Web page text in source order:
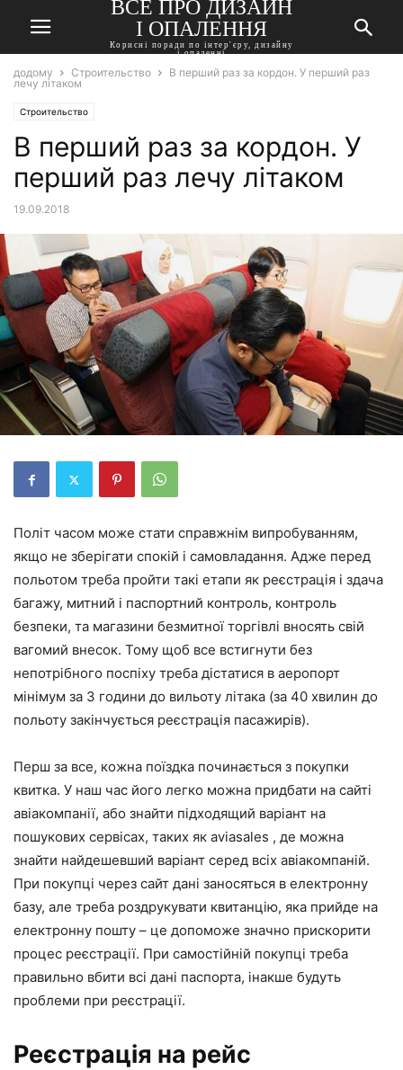
ВСЕ ПРО ДИЗАЙН
І ОПАЛЕННЯ
Корисні поради по інтер'єру, дизайну
і опаленні
додому Строительство
В перший раз за кордон. У перший раз
лечу літаком
Строительство
В перший раз за кордон. У
перший раз лечу літаком
19.09.2018
Політ часом може стати справжнім випробуванням,
якщо не зберігати спокій і самовладання. Адже перед
польотом треба пройти такі етапи як реєстрація і здача
багажу, митний і паспортний контроль, контроль
безпеки, та магазини безмитної торгівлі вносять свій
вагомий внесок. Тому щоб все встигнути без
непотрібного поспіху треба дістатися в аеропорт
мінімум за 3 години до вильоту літака (за 40 хвилин до
польоту закінчується реєстрація пасажирів).
Перш за все, кожна поїздка починається з покупки
квитка. У наш час його легко можна придбати на сайті
авіакомпанії, або знайти підходящий варіант на
пошукових сервісах, таких як aviasales , де можна
знайти найдешевший варіант серед всіх авіакомпаній.
При покупці через сайт дані заносяться в електронну
базу, але треба роздрукувати квитанцію, яка прийде на
електронну пошту – це допоможе значно прискорити
процес реєстрації. При самостійній покупці треба
правильно вбити всі дані паспорта, інакше будуть
проблеми при реєстрації.
Реєстрація на рейс